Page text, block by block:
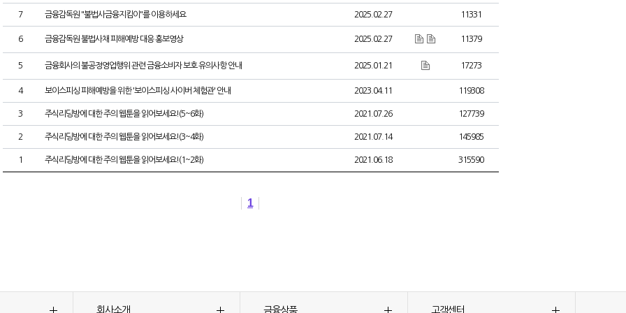
7 금융감독원 "불법사금융지킴이"를 이용하세요 2025.02.27 11331
6 금융감독원 불법사채 피해예방 대응 홍보영상 2025.02.27 11379
5 금융회사의 불공정영업행위 관련 금융소비자 보호 유의사항 안내 2025.01.21 17273
4 보이스피싱 피해예방을 위한 '보이스피싱 사이버 체험관' 안내 2023.04.11 119308
3 주식리딩방에 대한 주의 웹툰을 읽어보세요!(5~6화) 2021.07.26 127739
2 주식리딩방에 대한 주의 웹툰을 읽어보세요!(3~4화) 2021.07.14 145985
1 주식리딩방에 대한 주의 웹툰을 읽어보세요!(1~2화) 2021.06.18 315590
1
회사소개 금융상품 고객센터